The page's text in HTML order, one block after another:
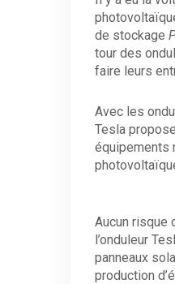
de stockage
tour des
faire leurs
Avec les
Tesla
équipements
Aucun risque
l’onduleur
panneaux
production